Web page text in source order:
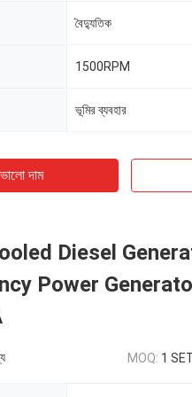
বৈদ্যুতিক
1500RPM
ভূমির ব্যবহার
ভালো দাম
Diesel
Power
MOQ: 1